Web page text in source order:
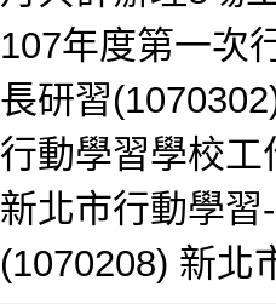
107年度第一次
長研習
行動學習學校工
新北市行動學
(1070208) 新